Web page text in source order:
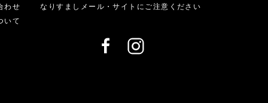
わせ
いて
なりすましメール・サイトにご注意ください